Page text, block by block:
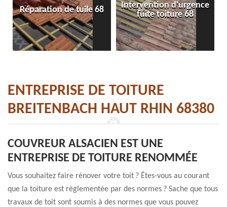
Réparation de tuile 68
Intervention d'urgence
fuite toiture 68
ENTREPRISE DE TOITURE
BREITENBACH HAUT RHIN 68380
COUVREUR ALSACIEN EST UNE
ENTREPRISE DE TOITURE RENOMMÉE
Vous souhaitez faire rénover votre toit ? Êtes-vous au courant
que la toiture est règlementée par des normes ? Sache que tous
travaux de toit sont soumis à des normes que vous pouvez